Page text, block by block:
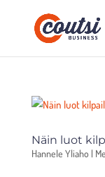
Näin luot
Hannele Yliaho |